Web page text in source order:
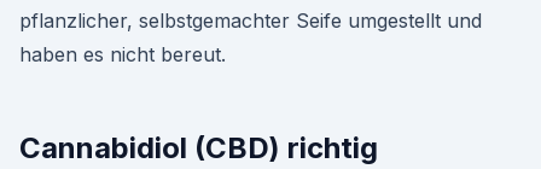
pflanzlicher, selbstgemachter Seife umgestellt und
haben es nicht bereut.
Cannabidiol (CBD) richtig